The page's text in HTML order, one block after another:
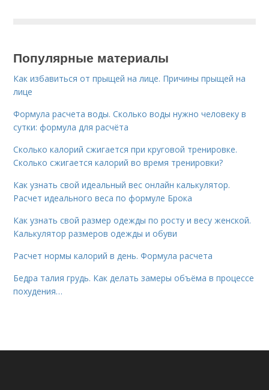
Популярные материалы
Как избавиться от прыщей на лице. Причины прыщей на
лице
Формула расчета воды. Сколько воды нужно человеку в
сутки: формула для расчёта
Сколько калорий сжигается при круговой тренировке.
Сколько сжигается калорий во время тренировки?
Как узнать свой идеальный вес онлайн калькулятор.
Расчет идеального веса по формуле Брока
Как узнать свой размер одежды по росту и весу женской.
Калькулятор размеров одежды и обуви
Расчет нормы калорий в день. Формула расчета
Бедра талия грудь. Как делать замеры объёма в процессе
похудения…